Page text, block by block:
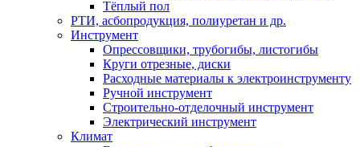
Тёплый пол
РТИ, асбопродукция, полиуретан и др.
Инструмент
Опрессовщики, трубогибы, листогибы
Круги отрезные, диски
Расходные материалы к электроинструменту
Ручной инструмент
Строительно-отделочный инструмент
Электрический инструмент
Климат